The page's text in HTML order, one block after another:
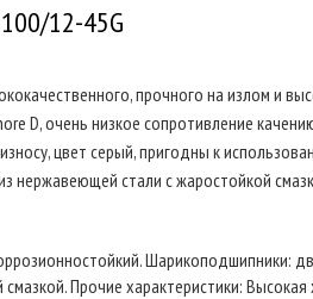
12-45G
прочного на излом и
D, очень низкое сопротивление
цвет серый, пригодны к
нержавеющей стали с жаростойкой
Шарикоподшипники:
Прочие характеристики: